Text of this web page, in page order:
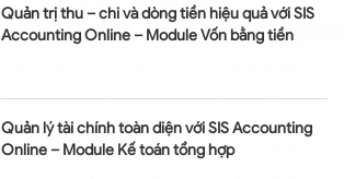
Quản trị thu – chi và dòng tiền hiệu quả với SIS
Accounting Online – Module Vốn bằng tiền
Quản lý tài chính toàn diện với SIS Accounting
Online – Module Kế toán tổng hợp